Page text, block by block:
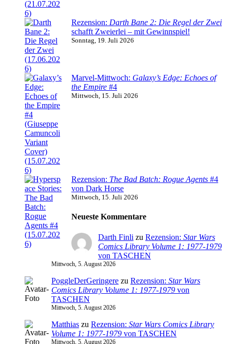
Rezension: Darth Bane 2: Die Regel der Zwei
schafft Zweierlei – mit Gewinnspiel!
Sonntag, 19. Juli 2026
Marvel-Mittwoch: Galaxy’s Edge: Echoes of
the Empire #4
Mittwoch, 15. Juli 2026
Rezension: The Bad Batch: Rogue Agents #4
von Dark Horse
Mittwoch, 15. Juli 2026
Neueste Kommentare
Darth Finli zu Rezension: Star Wars
Comics Library Volume 1: 1977-1979
von TASCHEN
Mittwoch, 5. August 2026
PoggleDerGeringere zu Rezension: Star Wars
Comics Library Volume 1: 1977-1979 von
TASCHEN
Mittwoch, 5. August 2026
Matthias zu Rezension: Star Wars Comics Library
Volume 1: 1977-1979 von TASCHEN
Mittwoch, 5. August 2026